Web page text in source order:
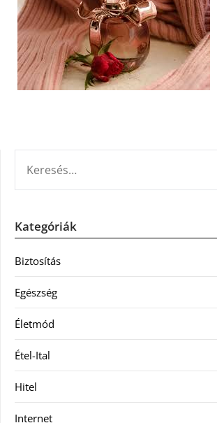
Kategóriák
Biztosítás
Egészség
Életmód
Étel-Ital
Hitel
Internet